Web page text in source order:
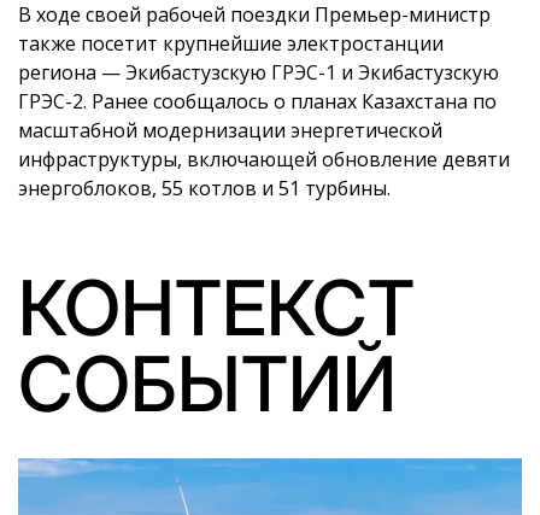
В ходе своей рабочей поездки Премьер-министр
также посетит крупнейшие электростанции
региона — Экибастузскую ГРЭС-1 и Экибастузскую
ГРЭС-2. Ранее сообщалось о планах Казахстана по
масштабной модернизации энергетической
инфраструктуры, включающей обновление девяти
энергоблоков, 55 котлов и 51 турбины.
КОНТЕКСТ
СОБЫТИЙ